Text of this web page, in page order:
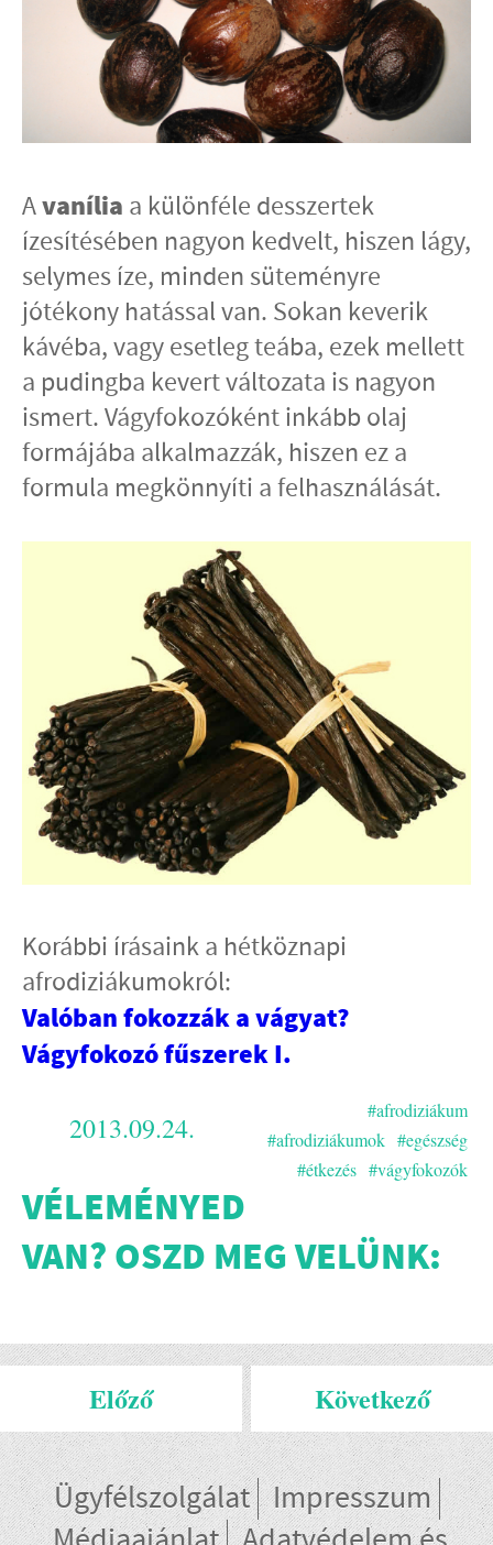
Avanília a különféle desszertek
ízesítésében nagyon kedvelt, hiszen lágy,
selymes íze, minden süteményre
jótékony hatással van. Sokan keverik
kávéba, vagy esetleg teába, ezek mellett
a pudingba kevert változata is nagyon
ismert. Vágyfokozóként inkább olaj
formájába alkalmazzák, hiszen ez a
formula megkönnyíti a felhasználását.
Korábbi írásaink a hétköznapi
afrodiziákumokról:
Valóban fokozzák a vágyat?
Vágyfokozó fűszerek I.
2013.09.24.
#afrodiziákum
#afrodiziákumok #egészség
#étkezés #vágyfokozók
VÉLEMÉNYED
VAN? OSZD MEG VELÜNK:
Előző Következő
Ügyfélszolgálat Impresszum